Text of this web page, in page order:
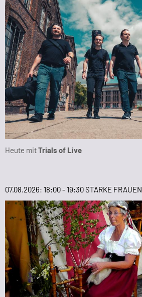
Heute mitTrials of Live
07.08.2026: 18:00 - 19:30 STARKE FRAUEN